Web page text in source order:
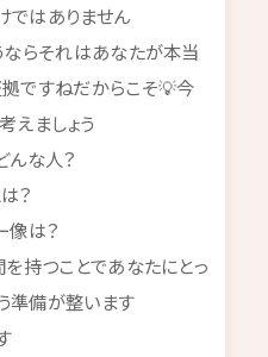
ではありません
ならそれはあなたが本当
ですねだからこそ💡今
えましょう
な人？
？
像は？
を持つことであなたにとっ
準備が整います